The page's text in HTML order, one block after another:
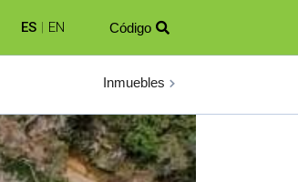
ES | EN Código 
Inmuebles